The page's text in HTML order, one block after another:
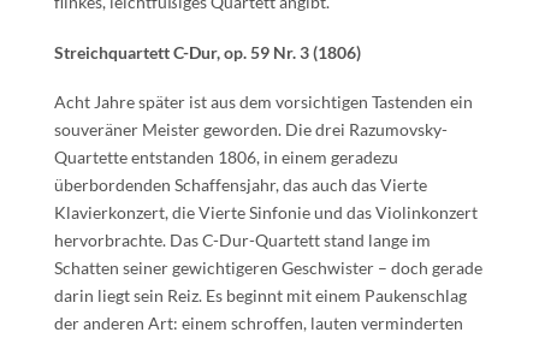
Streichquartett C-Dur, op. 59 Nr. 3 (1806)
Acht Jahre später ist aus dem vorsichtigen Tastenden ein
souveräner Meister geworden. Die drei Razumovsky-
Quartette entstanden 1806, in einem geradezu
überbordenden Schaffensjahr, das auch das Vierte
Klavierkonzert, die Vierte Sinfonie und das Violinkonzert
hervorbrachte. Das C-Dur-Quartett stand lange im
Schatten seiner gewichtigeren Geschwister – doch gerade
darin liegt sein Reiz. Es beginnt mit einem Paukenschlag
der anderen Art: einem schroffen, lauten verminderten